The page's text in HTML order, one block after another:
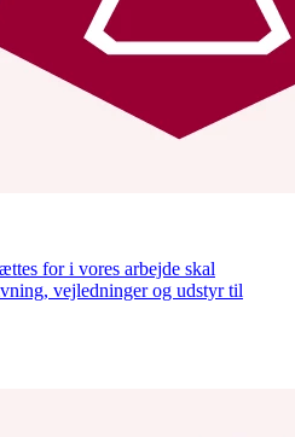
for i vores arbejde skal
vejledninger og udstyr til